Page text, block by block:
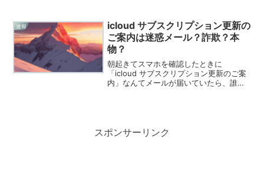
の質の高い研究環境や学費の安さも捨て
がたい、そんな葛藤で夜も...
速報
icloud サブスクリプション更新の
ご案内は迷惑メール？詐欺？本
物？
朝起きてスマホを確認したときに
「icloud サブスクリプション更新のご案
内」なんてメールが届いていたら、誰だ
スポンサーリンク